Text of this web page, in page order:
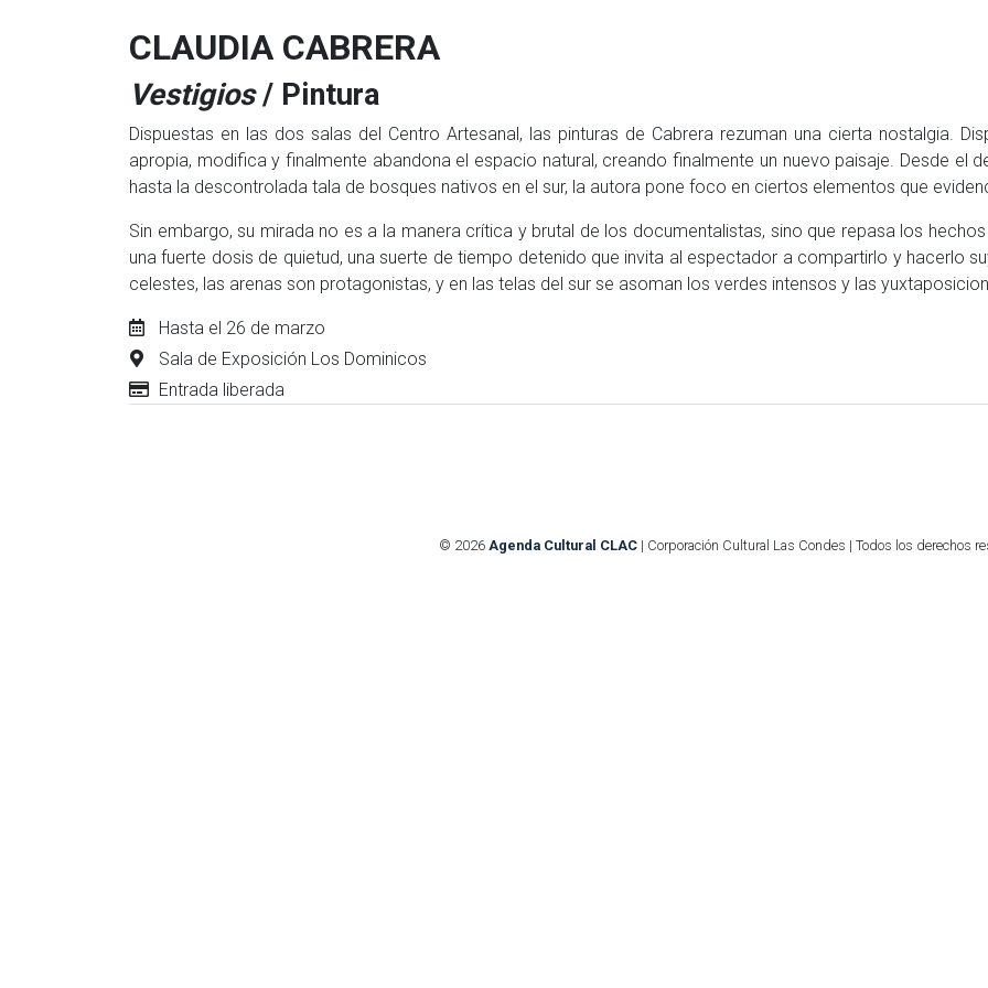
CLAUDIA CABRERA
Vestigios/ Pintura
Dispuestas en las dos salas del Centro Artesanal, las pinturas de Cabrera rezuman una cierta nostalgia.
apropia, modifica y finalmente abandona el espacio natural, creando finalmente un nuevo paisaje. Desde el
hasta la descontrolada tala de bosques nativos en el sur, la autora pone foco en ciertos elementos que
Sin embargo, su mirada no es a la manera crítica y brutal de los documentalistas, sino que repasa los
una fuerte dosis de quietud, una suerte de tiempo detenido que invita al espectador a compartirlo y hacerlo
celestes, las arenas son protagonistas, y en las telas del sur se asoman los verdes intensos y las
Hasta el 26 de marzo
Sala de Exposición Los Dominicos
Entrada liberada
© 2026 Agenda Cultural CLAC| Corporación Cultural Las Condes | Todos los derechos